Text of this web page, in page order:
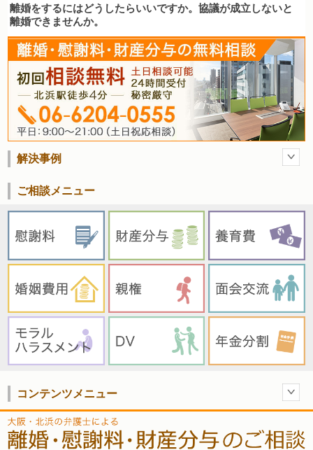
離婚をするにはどうしたらいいですか。協議が成立しないと
離婚できませんか。
解決事例
ご相談メニュー
コンテンツメニュー